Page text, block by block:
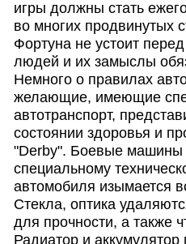
игры должны стать
во многих продвинутых
Фортуна не устоит
людей и их замыслы
Немного о правилах
желающие, имеющие
автотранспорт,
состоянии здоровья и
"Derby". Боевые машины
специальному
автомобиля изымается
Стекла, оптика
для прочности, а также
Радиатор и